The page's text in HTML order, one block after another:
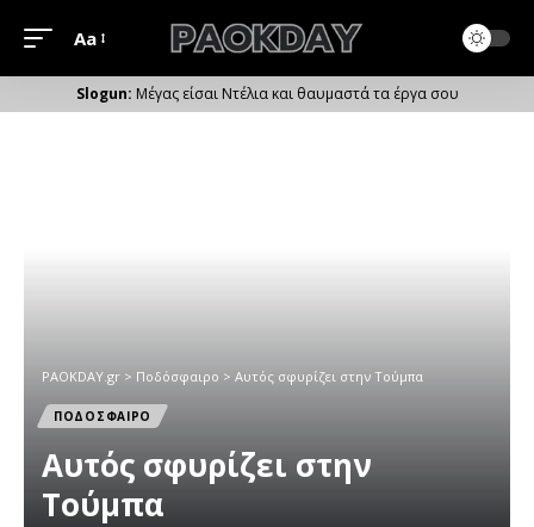
Μέγεθος
Γραμματοσειράς
Aa
Μέγας είσαι Ντέλια και θαυμαστά τα έργα σου
PAOKDAY.gr > Ποδόσφαιρο > Aυτός σφυρίζει στην Τούμπα
ΠΟΔΟΣΦΑΙΡΟ
Aυτός σφυρίζει στην
Τούμπα